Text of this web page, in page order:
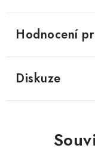
Hodnocení
Diskuze